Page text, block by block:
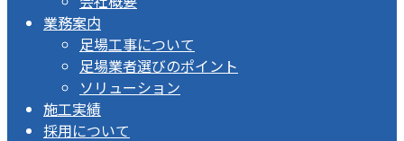
業務案内
足場工事について
足場業者選びのポイント
ソリューション
施工実績
採用について